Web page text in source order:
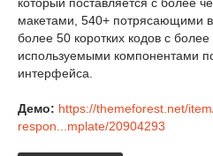
макетами, 540+ потрясающими
более 50 коротких кодов с
используемыми компонентами
интерфейса.
Демо: https://themeforest.net/
respon...mplate/20904293